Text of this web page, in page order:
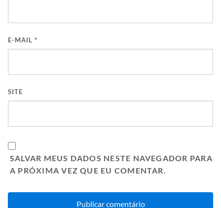
E-MAIL *
SITE
SALVAR MEUS DADOS NESTE NAVEGADOR PARA
A PRÓXIMA VEZ QUE EU COMENTAR.